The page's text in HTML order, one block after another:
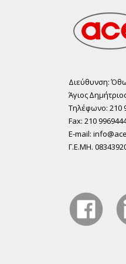
Διεύθυνση:
Άγιος
Τηλέφωνο: 210
Fax: 210
E-mail:
Γ.Ε.ΜΗ.